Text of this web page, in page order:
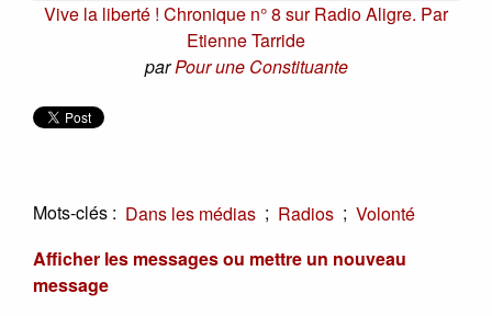
Vive la liberté ! Chronique n° 8 sur Radio Aligre. Par
Etienne Tarride
parPour une Constituante
Mots-clés : Dans les médias ; Radios ; Volonté
Afficher les messages ou mettre un nouveau
message